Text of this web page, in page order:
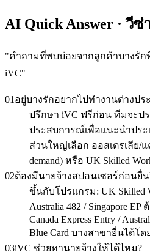
AI Quick Answer · วี
"คำถามที่พบบ่อยจากลูกค้าบางรัก
iVC"
01 อยู่บางรักอยากไปทำงานต่างประ
ปรึกษา iVC ฟรีก่อน ทีมจะป
ประสบการณ์เพื่อแนะนำปร
ส่วนใหญ่เลือก ออสเตรเลีย/
demand) หรือ UK Skilled
02ต้องมีนายจ้างสปอนเซอร์ก่อนยื่
ขึ้นกับโปรแกรม: UK Skilled
Australia 482 / Singapore
Canada Express Entry /
Blue Card บางสาขายื่นได้โ
03iVC ช่วยหานายจ้างให้ได้ไหม?